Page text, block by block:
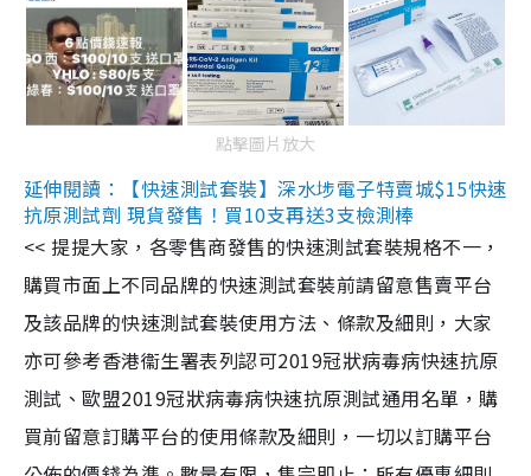
點擊圖片放大
延伸閱讀：【快速測試套裝】深水埗電子特賣城$15快速
抗原測試劑 現貨發售！買10支再送3支檢測棒
<< 提提大家，各零售商發售的快速測試套裝規格不一，
購買市面上不同品牌的快速測試套裝前請留意售賣平台
及該品牌的快速測試套裝使用方法、條款及細則，大家
亦可參考香港衞生署表列認可2019冠狀病毒病快速抗原
測試、歐盟2019冠狀病毒病快速抗原測試通用名單，購
買前留意訂購平台的使用條款及細則，一切以訂購平台